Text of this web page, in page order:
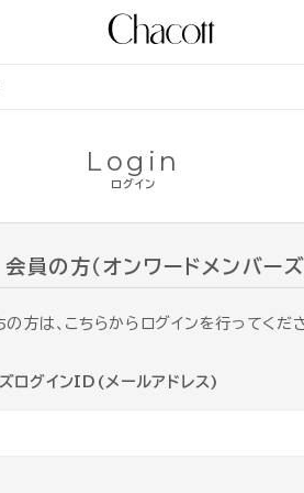
ログイン
Login
会員の方（オンワードメンバーズ
方は、こちらからログインを行ってくだ
ログインID(メールアドレス)